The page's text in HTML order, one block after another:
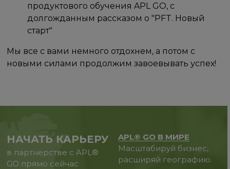
продуктового обучения APL GO, с
долгожданным рассказом о "PFT. Новый
старт"
Мы все с вами немного отдохнем, а потом с
новыми силами продолжим завоевывать успех!
НАЧАТЬ КАРЬЕРУ
в партнерстве с APL®
GO прямо сейчас
APL® GO В МИРЕ
Масштабируй бизнес,
расширяй географию.